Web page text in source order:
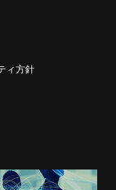
ィ方針